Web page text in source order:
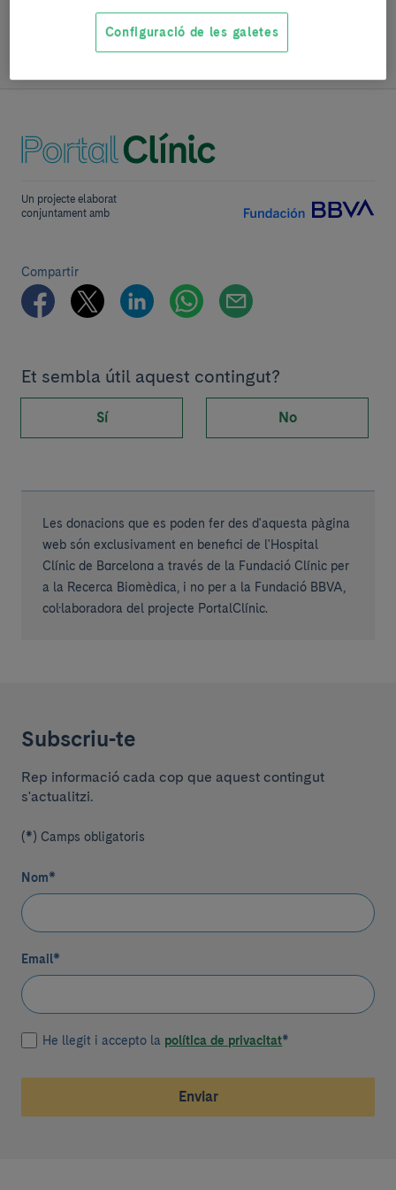
SEGUEIX LLEGINT
Un projecte elaborat
conjuntament amb
Compartir
Et sembla útil aquest contingut?
Sí No
Les donacions que es poden fer des d'aquesta pàgina
web són exclusivament en benefici de l'Hospital
Clínic de Barcelona a través de la Fundació Clínic per
a la Recerca Biomèdica, i no per a la Fundació BBVA,
col·laboradora del projecte PortalClínic.
Subscriu-te
Rep informació cada cop que aquest contingut
s'actualitzi.
(*) Camps obligatoris
Nom*
Email*
He llegit i accepto la política de privacitat*
Enviar
Configuració de les galetes